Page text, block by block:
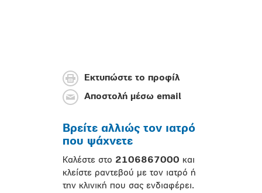
Εκτυπώστε το προφίλ
Αποστολή μέσω email
Βρείτε αλλιώς τον ιατρό
που ψάχνετε
Καλέστε στο 2106867000 και
κλείστε ραντεβού με τον ιατρό ή
την κλινική που σας ενδιαφέρει.